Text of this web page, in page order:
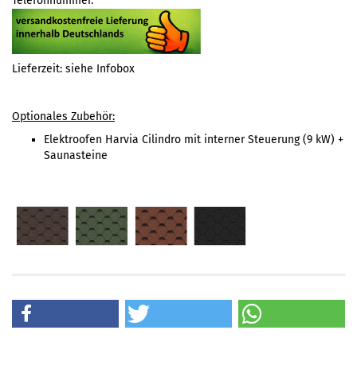
Lieferzeit: siehe Infobox
Optionales Zubehör:
Elektroofen Harvia Cilindro mit interner Steuerung (9 kW) +
Saunasteine